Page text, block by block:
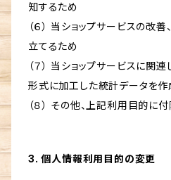
知するため
（６） 当ショップサービスの改
立てるため
（７） 当ショップサービスに関
形式に加工した統計データを作
（８） その他、上記利用目的に
3. 個人情報利用目的の変更